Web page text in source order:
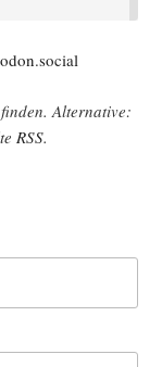
Alter­na­ti­ve:
RSS.